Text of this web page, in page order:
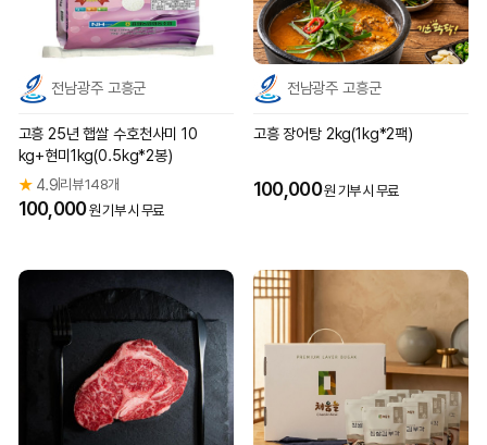
전남광주 고흥군
고흥 25년 햅쌀 수호천사미 10
kg+현미1kg(0.5kg*2봉)
★4.9| 리뷰 148개
100,000원 기부 시 무료
전남광주 고흥군
고흥 장어탕 2kg(1kg*2팩)
100,000원 기부 시 무료